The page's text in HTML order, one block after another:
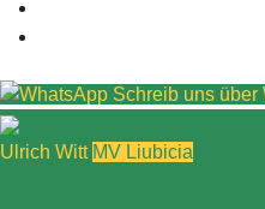
Schreib uns über
Ulrich Witt MV Liubicia